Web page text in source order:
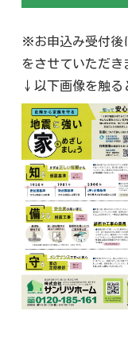
※お申込み受付後
をさせていただき
↓以下画像を触る